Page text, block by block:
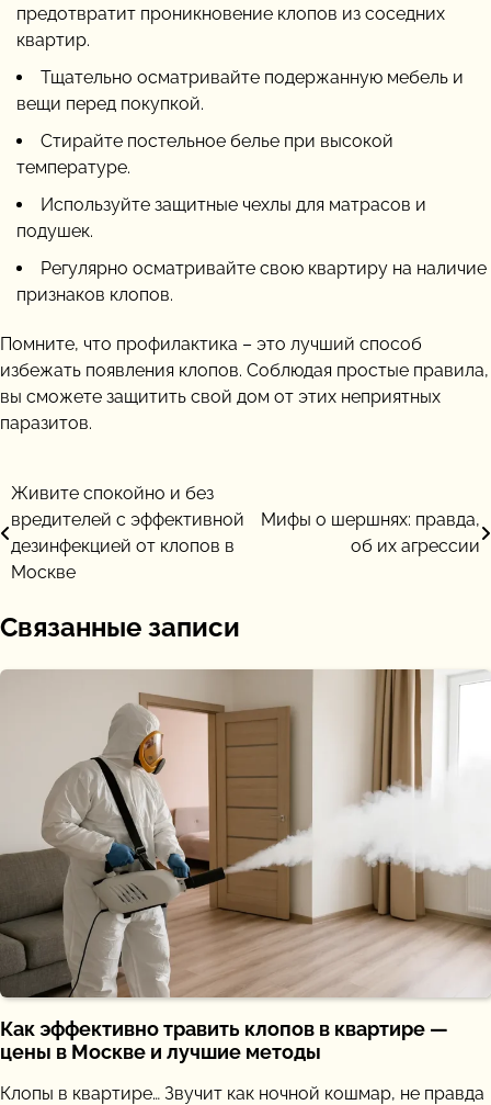
предотвратит проникновение клопов из соседних
квартир.
Тщательно осматривайте подержанную мебель и
вещи перед покупкой.
Стирайте постельное белье при высокой
температуре.
Используйте защитные чехлы для матрасов и
подушек.
Регулярно осматривайте свою квартиру на наличие
признаков клопов.
Помните, что профилактика – это лучший способ
избежать появления клопов. Соблюдая простые правила,
вы сможете защитить свой дом от этих неприятных
паразитов.
Навигация
по
записям
Живите спокойно и без
вредителей с эффективной
дезинфекцией от клопов в
Москве
Мифы о шершнях: правда,
об их агрессии
Связанные записи
Как эффективно травить клопов в квартире —
цены в Москве и лучшие методы
Клопы в квартире… Звучит как ночной кошмар, не правда